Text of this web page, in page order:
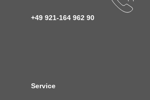
+49 921-164 962 90
Service